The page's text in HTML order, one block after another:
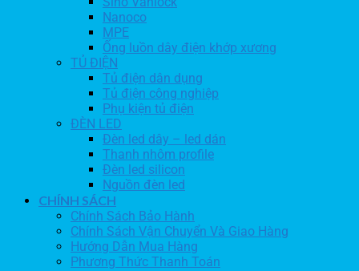
Nanoco
MPE
Ống luồn dây điện khớp xương
TỦ ĐIỆN
Tủ điện dân dụng
Tủ điện công nghiệp
Phụ kiện tủ điện
ĐÈN LED
Đèn led dây – led dán
Thanh nhôm profile
Đèn led silicon
Nguồn đèn led
CHÍNH SÁCH
Chính Sách Bảo Hành
Chính Sách Vận Chuyển Và Giao Hàng
Hướng Dẫn Mua Hàng
Phương Thức Thanh Toán